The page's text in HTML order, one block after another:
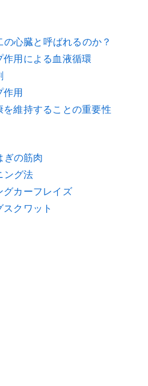
心臓と呼ばれるのか？
作用による血液循環
作用
維持することの重要性
ぎの筋肉
ング法
グカーフレイズ
クワット